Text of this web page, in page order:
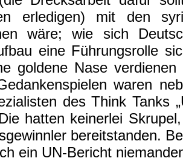
erledigen) mit den
wäre; wie sich
eine Führungsrolle
goldene Nase
waren
des Think Tanks
hatten keinerlei
bereitstanden.
ein UN-Bericht